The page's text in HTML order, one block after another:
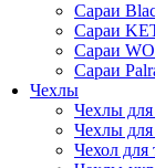
Сараи
Сараи
Сараи
Сараи
Чехлы
Чехлы для
Чехлы
Чехол